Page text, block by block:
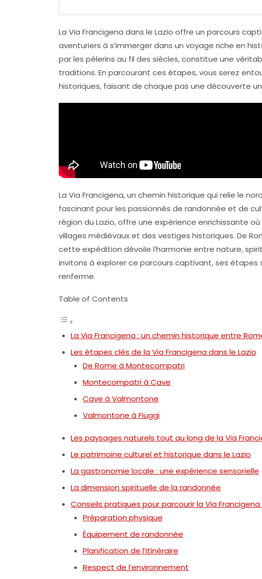
La Via Francigena dans le Lazio offre un parcours
aventuriers à s’immerger dans un voyage riche en
par les pèlerins au fil des siècles, constitue une
traditions. En parcourant ces étapes, vous serez
historiques, faisant de chaque pas une découverte
La Via Francigena, un chemin historique qui relie le
fascinant pour les passionnés de randonnée et de
région du Lazio, offre une expérience enrichissante
villages médiévaux et des vestiges historiques. De
cette expédition dévoile l’harmonie entre nature,
invitons à explorer ce parcours captivant, ses étapes
renferme.
Table of Contents
La Via Francigena : un chemin historique entre
Les étapes clés de la Via Francigena dans le Lazio
De Rome à Montecompatri
Montecompatri à Cave
Cave à Valmontone
Valmontone à Fiuggi
Les paysages naturels tout au long de la Via
Le patrimoine culturel et historique dans le Lazio
La gastronomie locale : une expérience sensorielle
La dimension spirituelle de la randonnée
Conseils pratiques pour parcourir la Via Francigena
Préparation physique
Équipement de randonnée
Planification de l’itinéraire
Respect de l’environnement